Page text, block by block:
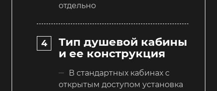
отдельно
Тип душевой кабины
и ее конструкция
В стандартных кабинах с
открытым доступом установка